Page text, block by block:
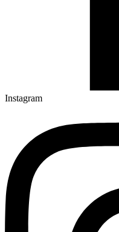
Instagram